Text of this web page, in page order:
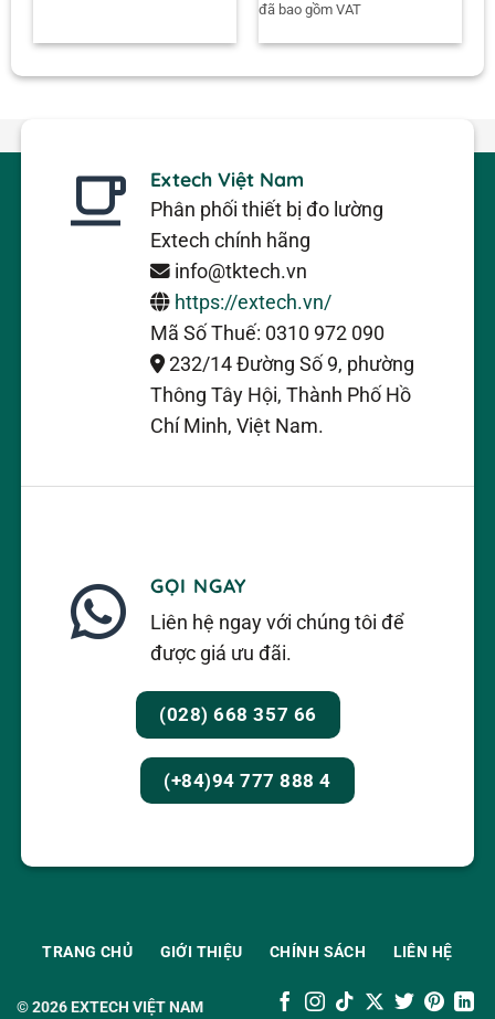
đã bao gồm VAT
Extech Việt Nam
Phân phối thiết bị đo lường
Extech chính hãng
info@tktech.vn
https://extech.vn/
Mã Số Thuế: 0310 972 090
232/14 Đường Số 9, phường
Thông Tây Hội, Thành Phố Hồ
Chí Minh, Việt Nam.
GỌI NGAY
Liên hệ ngay với chúng tôi để
được giá ưu đãi.
(028) 668 357 66
(+84)94 777 888 4
© 2026EXTECH VIỆT NAM
TRANG CHỦ GIỚI THIỆU CHÍNH SÁCH LIÊN HỆ